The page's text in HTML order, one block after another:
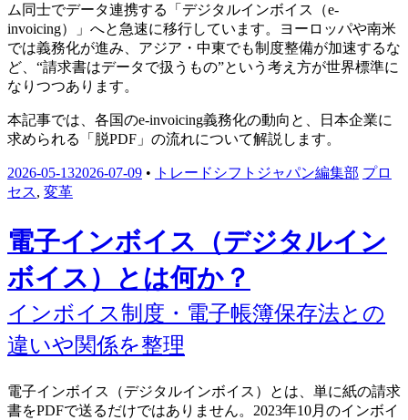
ム同士でデータ連携する「デジタルインボイス（e-
invoicing）」へと急速に移行しています。ヨーロッパや南米
では義務化が進み、アジア・中東でも制度整備が加速するな
ど、“請求書はデータで扱うもの”という考え方が世界標準に
なりつつあります。
本記事では、各国のe-invoicing義務化の動向と、日本企業に
求められる「脱PDF」の流れについて解説します。
2026-05-132026-07-09 • トレードシフトジャパン編集部 プロ
セス, 変革
電子インボイス（デジタルイン
ボイス）とは何か？
インボイス制度・電子帳簿保存法との
違いや関係を整理
電子インボイス（デジタルインボイス）とは、単に紙の請求
書をPDFで送るだけではありません。2023年10月のインボイ